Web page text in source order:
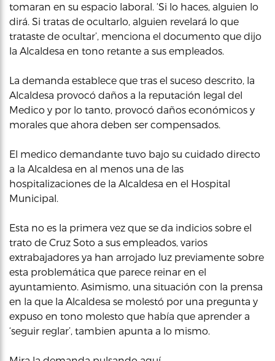
tomaran en su espacio laboral. ‘Si lo haces, alguien lo
dirá. Si tratas de ocultarlo, alguien revelará lo que
trataste de ocultar’, menciona el documento que dijo
la Alcaldesa en tono retante a sus empleados.
La demanda establece que tras el suceso descrito, la
Alcaldesa provocó daños a la reputación legal del
Medico y por lo tanto, provocó daños económicos y
morales que ahora deben ser compensados.
El medico demandante tuvo bajo su cuidado directo
a la Alcaldesa en al menos una de las
hospitalizaciones de la Alcaldesa en el Hospital
Municipal.
Esta no es la primera vez que se da indicios sobre el
trato de Cruz Soto a sus empleados, varios
extrabajadores ya han arrojado luz previamente sobre
esta problemática que parece reinar en el
ayuntamiento. Asimismo, una situación con la prensa
en la que la Alcaldesa se molestó por una pregunta y
expuso en tono molesto que había que aprender a
‘seguir reglar’, tambien apunta a lo mismo.